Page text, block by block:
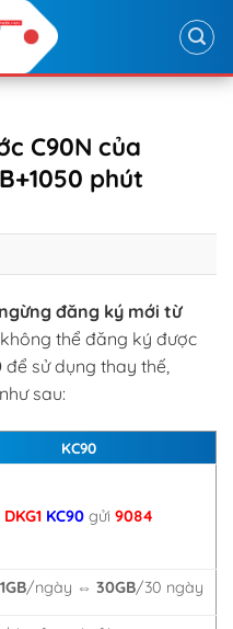
C90N của
phút
đăng ký mới từ
thể đăng ký được
để sử dụng thay thế,
sau:
KC90
DKG1 KC90 gửi 9084
1GB/ngày ⇔ 30GB/30 ngày